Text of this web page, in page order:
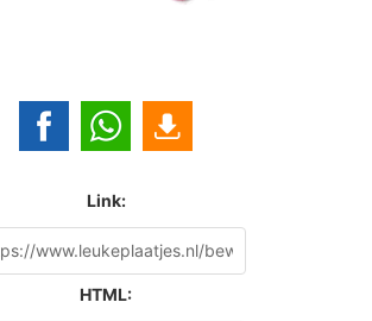
Link:
HTML: